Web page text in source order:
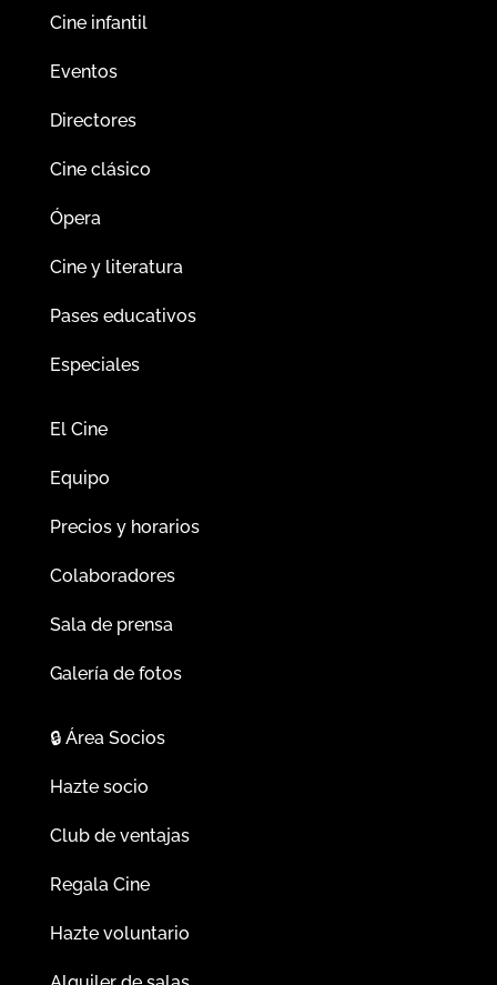
Cine infantil
Eventos
Directores
Cine clásico
Ópera
Cine y literatura
Pases educativos
Especiales
El Cine
Equipo
Precios y horarios
Colaboradores
Sala de prensa
Galería de fotos
🔒Área Socios
Hazte socio
Club de ventajas
Regala Cine
Hazte voluntario